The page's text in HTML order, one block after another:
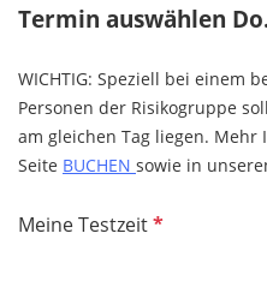
Termin auswählen
WICHTIG: Speziell bei einem
Personen der Risikogruppe
am gleichen Tag liegen.
Seite BUCHEN sowie in
Meine TestzeitP